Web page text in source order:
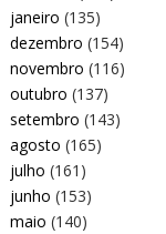
janeiro (135)
dezembro (154)
novembro (116)
outubro (137)
setembro (143)
agosto (165)
julho (161)
junho (153)
maio (140)